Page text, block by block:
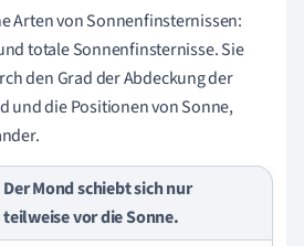
Arten von Sonnenfinsternissen:
totale Sonnenfinsternisse. Sie
den Grad der Abdeckung der
und die Positionen von Sonne,
Der Mond schiebt sich nur
teilweise vor die Sonne.